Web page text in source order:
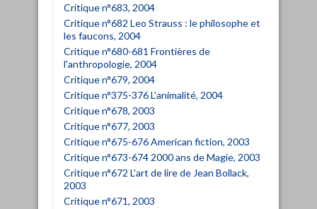
Critique n°683, 2004
Critique n°682 Leo Strauss : le philosophe et
les faucons, 2004
Critique n°680-681 Frontières de
l'anthropologie, 2004
Critique n°679, 2004
Critique n°375-376 L'animalité, 2004
Critique n°678, 2003
Critique n°677, 2003
Critique n°675-676 American fiction, 2003
Critique n°673-674 2000 ans de Magie, 2003
Critique n°672 L'art de lire de Jean Bollack,
2003
Critique n°671, 2003